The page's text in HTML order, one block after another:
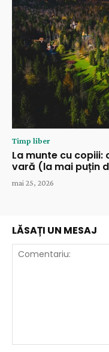
Timp liber
La munte cu
vară (la mai puțin
mai 25, 2026
LĂSAȚI UN MESAJ